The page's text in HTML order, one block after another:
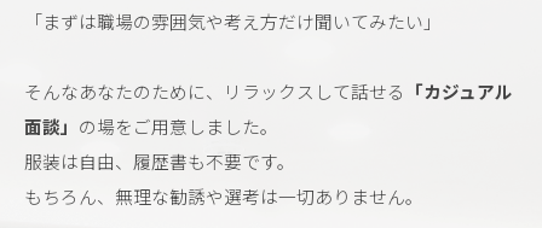
「まずは職場の雰囲気や考え方だけ聞いてみたい」
そんなあなたのために、リラックスして話せる 「カジュアル
面談」 の場をご用意しました。
服装は自由、履歴書も不要です。
もちろん、無理な勧誘や選考は一切ありません。